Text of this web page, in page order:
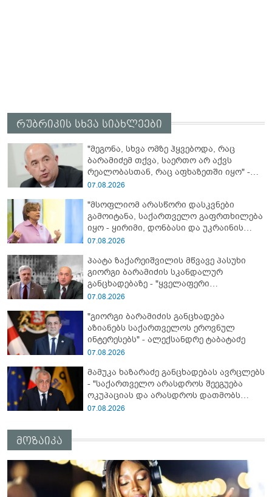
რუბრიკის სხვა სიახლეები
"მეგონა, სხვა ომზე ჰყვებოდა, რაც
ბარამიძემ თქვა, საერთო არ აქვს
რეალობასთან, რაც აფხაზეთში იყო" -
პაატა ზაქარეიშვილის შეფასება
07.08.2026
"მსოფლიომ არასწორი დასკვნები
გამოიტანა, საქართველო გაფრთხილება
იყო - ყირიმი, დონბასი და უკრაინის
წინააღმდეგ სრულმასშტაბიანი ომი
მოყვა" - რასა იუკნევიჩიენე
07.08.2026
პაატა ზაქარეიშვილის მწვავე პასუხი
გიორგი ბარამიძის სკანდალურ
განცხადებაზე - "ყველაფერი
დეტალურად ვიცი... კამანში მოკლული
ბარამიძე კი ტყუის"
07.08.2026
"გიორგი ბარამიძის განცხადება
აზიანებს საქართველოს ეროვნულ
ინტერესებს" - ალექსანდრე ტაბატაძე
07.08.2026
მამუკა ხაზარაძე განცხადებას ავრცლებს
- "საქართველო არასდროს შეეგუება
ოკუპაციას და არასდროს დათმობს
თავისუფლებას!"
07.08.2026
მოზაიკა